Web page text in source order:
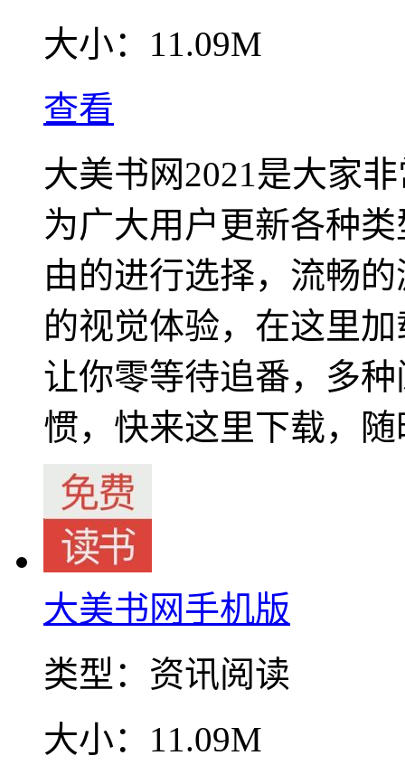
大小： 11.09M
查看
大美书网2021是大家
为广大用户更新各种
由的进行选择，流畅
的视觉体验，在这里
让你零等待追番，多
惯，快来这里下载，
大美书网手机版
类型： 资讯阅读
大小： 11.09M